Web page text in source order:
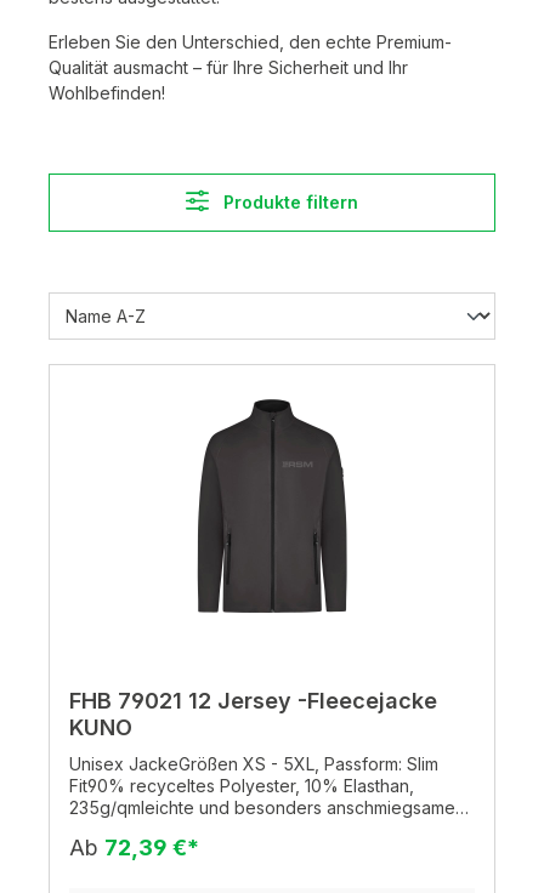
Erleben Sie den Unterschied, den echte Premium-
Qualität ausmacht – für Ihre Sicherheit und Ihr
Wohlbefinden!
Produkte filtern
FHB 79021 12 Jersey -Fleecejacke
KUNO
Unisex JackeGrößen XS - 5XL, Passform: Slim
Fit90% recyceltes Polyester, 10% Elasthan,
235g/qmleichte und besonders anschmiegsame
Drunterziehen als sogenannter Midlayer, die
Ab 72,39 €*